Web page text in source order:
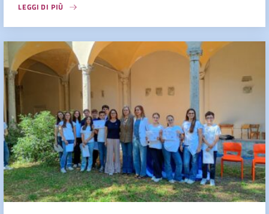
LEGGI DI PIÙ